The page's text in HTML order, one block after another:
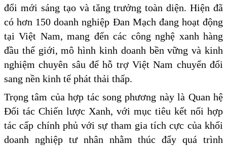
đổi mới sáng tạo và tăng trưởng toàn diện. Hiện đã
có hơn 150 doanh nghiệp Đan Mạch đang hoạt động
tại Việt Nam, mang đến các công nghệ xanh hàng
đầu thế giới, mô hình kinh doanh bền vững và kinh
nghiệm chuyên sâu để hỗ trợ Việt Nam chuyển đổi
sang nền kinh tế phát thải thấp.
Trọng tâm của hợp tác song phương này là Quan hệ
Đối tác Chiến lược Xanh, với mục tiêu kết nối hợp
tác cấp chính phủ với sự tham gia tích cực của khối
doanh nghiệp tư nhân nhằm thúc đẩy quá trình